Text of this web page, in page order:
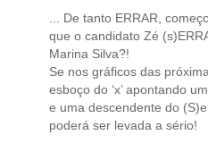
... De tanto ERRAR,
que o candidato Zé
Marina Silva?!
Se nos gráficos das
esboço do ‘x’ apontando
e uma descendente do
poderá ser levada a sério!